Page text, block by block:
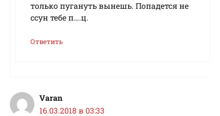
только пугануть вынешь. Попадется не
ссун тебе п….ц.
Ответить
Varan
16.03.2018 в 03:33